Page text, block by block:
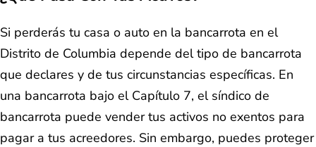
Si perderás tu casa o auto en la bancarrota en el
Distrito de Columbia depende del tipo de bancarrota
que declares y de tus circunstancias específicas. En
una bancarrota bajo el Capítulo 7, el síndico de
bancarrota puede vender tus activos no exentos para
pagar a tus acreedores. Sin embargo, puedes proteger